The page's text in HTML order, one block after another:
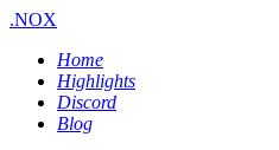
.NOX
Home
Highlights
Discord
Blog